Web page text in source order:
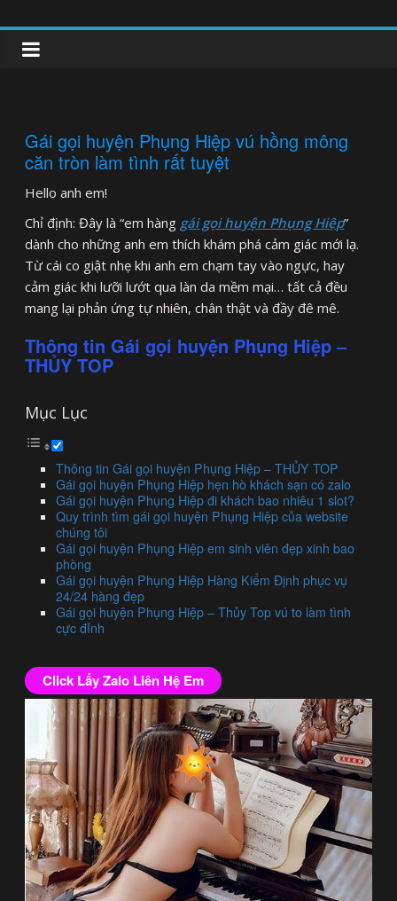
to
content
clipnonglive.com
Gái gọi huyện Phụng Hiệp vú hồng mông
căn tròn làm tình rất tuyệt
Hello anh em!
Chỉ định: Đây là “em hàng gái gọi huyện Phụng Hiệp”
dành cho những anh em thích khám phá cảm giác mới lạ.
Từ cái co giật nhẹ khi anh em chạm tay vào ngực, hay
cảm giác khi lưỡi lướt qua làn da mềm mại… tất cả đều
mang lại phản ứng tự nhiên, chân thật và đầy đê mê.
Thông tin Gái gọi huyện Phụng Hiệp –
THỦY TOP
Mục Lục
Thông tin Gái gọi huyện Phụng Hiệp – THỦY TOP
Gái gọi huyện Phụng Hiệp hẹn hò khách sạn có zalo
Gái gọi huyện Phụng Hiệp đi khách bao nhiêu 1 slot?
Quy trình tìm gái gọi huyện Phụng Hiệp của website
chúng tôi
Gái gọi huyện Phụng Hiệp em sinh viên đẹp xinh bao
phòng
Gái gọi huyện Phụng Hiệp Hàng Kiểm Định phục vụ
24/24 hàng đẹp
Gái gọi huyện Phụng Hiệp – Thủy Top vú to làm tình
cực đỉnh
Click Lấy Zalo Liên Hệ Em